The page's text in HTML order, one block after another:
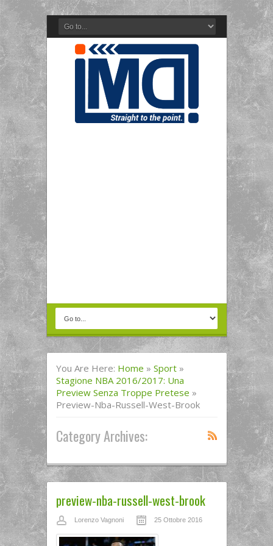
You Are Here: Home » Sport »
Stagione NBA 2016/2017: Una
Preview Senza Troppe Pretese »
Preview-Nba-Russell-West-Brook
Category Archives:
preview-nba-russell-west-brook
Lorenzo Vagnoni 25 Ottobre 2016